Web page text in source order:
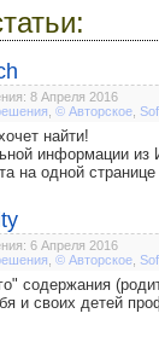
8 Апреля 2016
© Авторское
найти!
информации
на одной странице
6 Апреля 2016
© Авторское
содержания
и своих детей